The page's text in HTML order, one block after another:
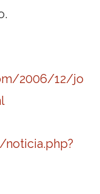
2006/12/jo